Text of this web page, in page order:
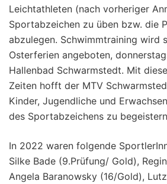
Leichtathleten (nach vorheriger
Sportabzeichen zu üben bzw. die
abzulegen. Schwimmtraining wird
Osterferien angeboten,
Hallenbad Schwarmstedt. Mit
Zeiten hofft der MTV
Kinder, Jugendliche und
des Sportabzeichens zu
In 2022 waren folgende
Silke Bade (9.Prüfung/ Gold),
Angela Baranowsky (16/Gold),